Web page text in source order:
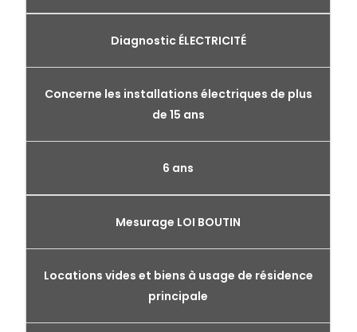
Diagnostic ÉLECTRICITÉ
Concerne les installations électriques de plus
de 15 ans
6 ans
Mesurage LOI BOUTIN
Locations vides et biens à usage de résidence
principale